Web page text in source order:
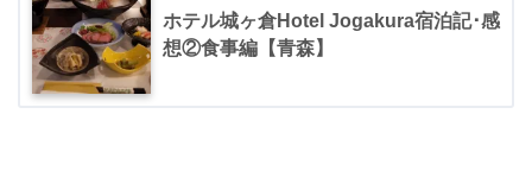
ホテル城ヶ倉Hotel Jogakura宿泊記･感
想②食事編【青森】